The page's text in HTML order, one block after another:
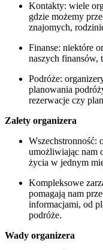
Kontakty: wiele
gdzie możemy
znajomych,
Finanse: niektóre
naszych finansów,
Podróże:
planowania
rezerwacje czy
Zalety organizera
Wszechstronność:
umożliwiając nam
życia w jednym
Kompleksowe
pomagają nam
informacjami, od
podróże.
Wady organizera